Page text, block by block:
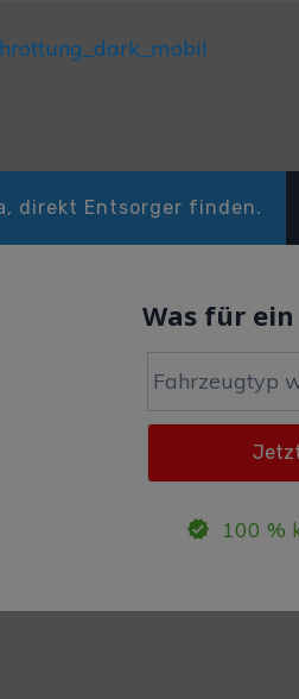
direkt Entsorger finden.
Was für
100 %